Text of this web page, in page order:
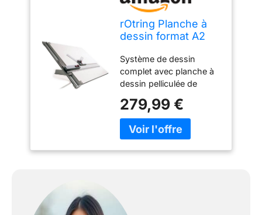
rOtring Planche à
dessin format A2
Système de dessin
complet avec planche à
dessin pelliculée de
en aluminium anodisé et
revêtement plastique.
Règle parallèle avec
279,99 €